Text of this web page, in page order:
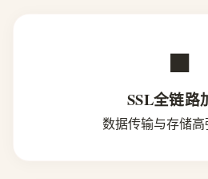
■
SSL全链路
数据传输与存储高